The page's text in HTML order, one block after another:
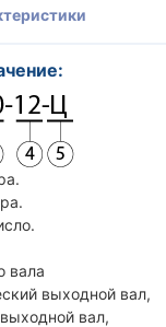
вала
выходной вал,
вал,